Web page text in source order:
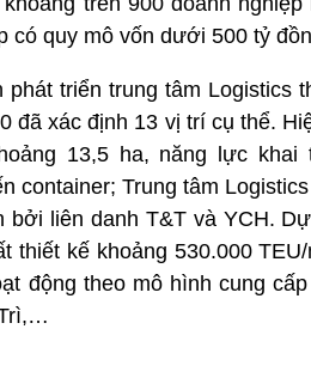
có quy mô vốn dưới 500 tỷ
triển trung tâm Logistics
đã xác định 13 vị trí cụ thể.
13,5 ha, năng lực khai
container; Trung tâm
liên danh T&T và YCH.
kế khoảng 530.000
động theo mô hình cung